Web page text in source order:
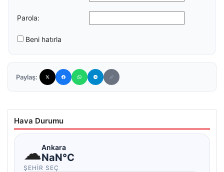
Parola:
Beni hatırla
Paylaş:
Hava Durumu
☁Ankara
NaN°C
ŞEHIR SEÇ